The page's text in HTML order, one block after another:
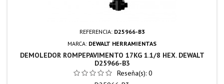
REFERENCIA: D25966-B3
MARCA: DEWALT HERRAMIENTAS
DEMOLEDOR ROMPEPAVIMENTO 17KG 1.1/8 HEX. DEWALT
D25966-B3
Reseña(s): 0